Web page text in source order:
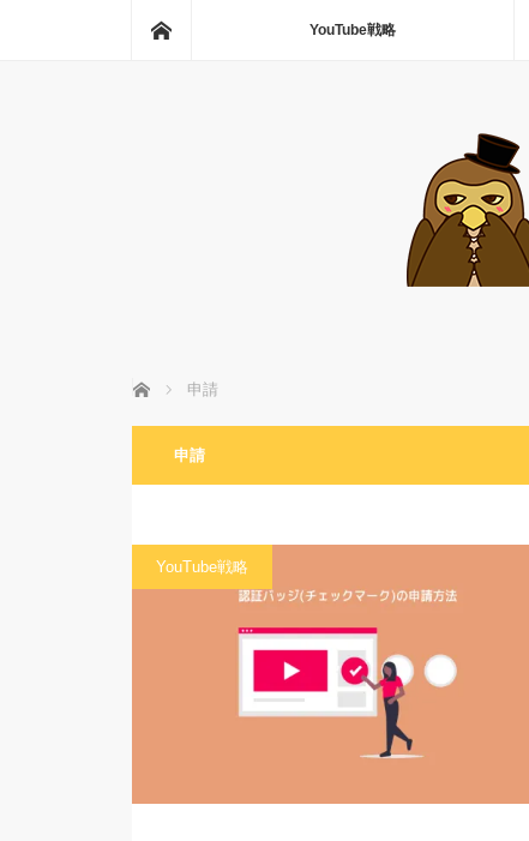
YouTube戦略
ホーム 申請
申請
YouTube戦略